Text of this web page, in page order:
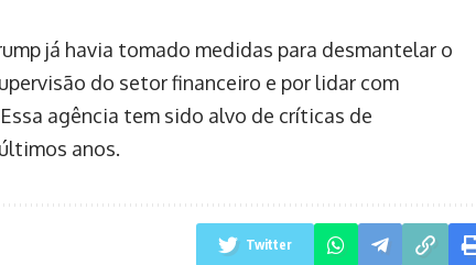
já havia tomado medidas para desmantelar o
do setor financeiro e por lidar com
agência tem sido alvo de críticas de
anos.
Twitter